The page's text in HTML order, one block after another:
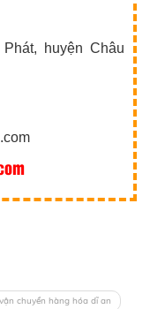
huyện Châu
vận chuyển hàng hóa dĩ an